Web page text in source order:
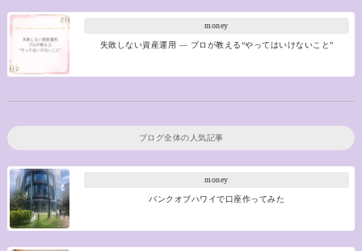
money
失敗しない資産運用 ― プロが教える“やってはいけないこと”
ブログ全体の人気記事
money
バンクオブハワイで口座作ってみた